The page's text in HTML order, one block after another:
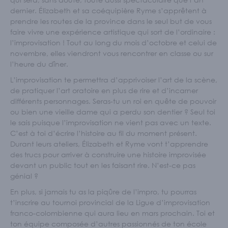
Écoles et personnel enseignant
S'IMPLIQUER
Nos membres
Nos comités
ACTUALITÉS
dernier. Élizabeth et sa coéquipière Ryme s’apprêtent à
prendre les routes de la province dans le seul but de vous
faire vivre une expérience artistique qui sort de l’ordinaire :
l’improvisation ! Tout au long du mois d’octobre et celui de
novembre, elles viendront vous rencontrer en classe ou sur
l’heure du dîner.
L’improvisation te permettra d’apprivoiser l’art de la scène,
de pratiquer l’art oratoire en plus de rire et d’incarner
différents personnages. Seras-tu un roi en quête de pouvoir
ou bien une vieille dame qui a perdu son dentier ? Seul toi
le sais puisque l’improvisation ne vient pas avec un texte.
C’est à toi d’écrire l’histoire au fil du moment présent.
Durant leurs ateliers, Élizabeth et Ryme vont t’apprendre
des trucs pour arriver à construire une histoire improvisée
devant un public tout en les faisant rire. N’est-ce pas
génial ?
En plus, si jamais tu as la piqûre de l’impro, tu pourras
t’inscrire au tournoi provincial de la Ligue d’improvisation
franco-colombienne qui aura lieu en mars prochain. Toi et
ton équipe composée d’autres passionnés de ton école